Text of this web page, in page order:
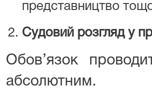
представництво
Судовий розгляд у
Обов’язок
абсолютним.